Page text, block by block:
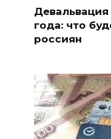
Девальвация
года: что
россиян